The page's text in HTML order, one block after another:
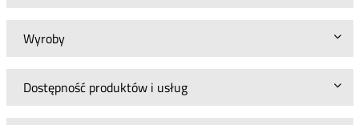
Wyroby
Dostępność produktów i usług